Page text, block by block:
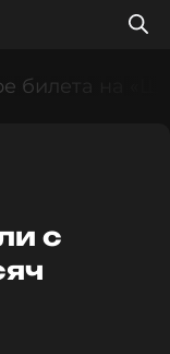
билета на
с